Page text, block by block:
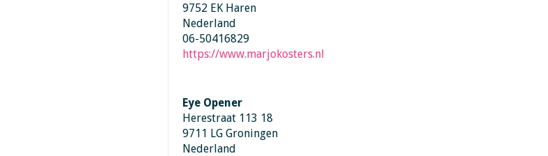
9752 EK Haren
Nederland
06-50416829
https://www.marjokosters.nl
Eye Opener
Herestraat 113 18
9711 LG Groningen
Nederland